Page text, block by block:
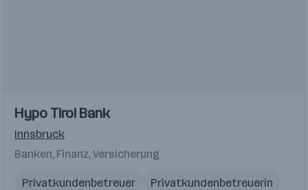
Einblicke
Hypo Tirol Bank
Innsbruck
Banken, Finanz, Versicherung
Privatkundenbetreuer
Privatkundenbetreuerin